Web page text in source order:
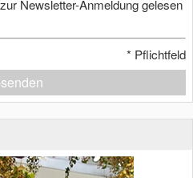
Newsletter-Anmeldung gelesen
* Pflichtfeld